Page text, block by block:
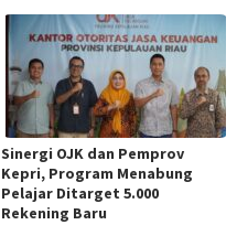
Sinergi OJK dan Pemprov
Kepri, Program Menabung
Pelajar Ditarget 5.000
Rekening Baru